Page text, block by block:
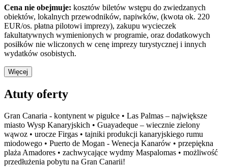
Cena nie obejmuje: kosztów biletów wstępu do zwiedzanych
obiektów, lokalnych przewodników, napiwków, (kwota ok. 220
EUR/os. płatna pilotowi imprezy), zakupu wycieczek
fakultatywnych wymienionych w programie, oraz dodatkowych
posiłków nie wliczonych w cenę imprezy turystycznej i innych
wydatków osobistych.
Więcej
Atuty oferty
Gran Canaria - kontynent w pigułce • Las Palmas – największe
miasto Wysp Kanaryjskich • Guayadeque – wiecznie zielony
wąwoz • urocze Firgas • tajniki produkcji kanaryjskiego rumu
miodowego • Puerto de Mogan - Wenecja Kanarów • przepiękna
plaża Amadores • zachwycające wydmy Maspalomas • możliwość
przedłużenia pobytu na Gran Canarii!